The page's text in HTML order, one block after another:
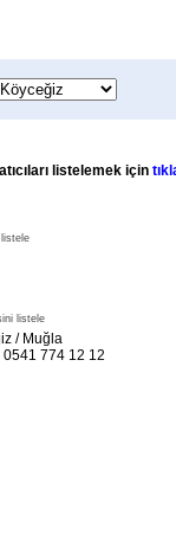
listelemek için
listele
/ Muğla
0541 774 12 12